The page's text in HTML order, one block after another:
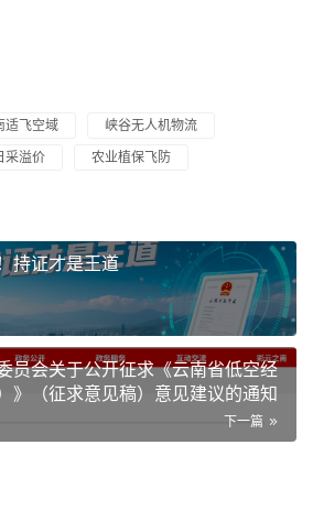
适飞空域
峡谷无人机物流
采溢价
农业植保飞防
持证才是王道
员会关于公开征求《云南省低空经
》（征求意见稿）意见建议的通知
下一篇